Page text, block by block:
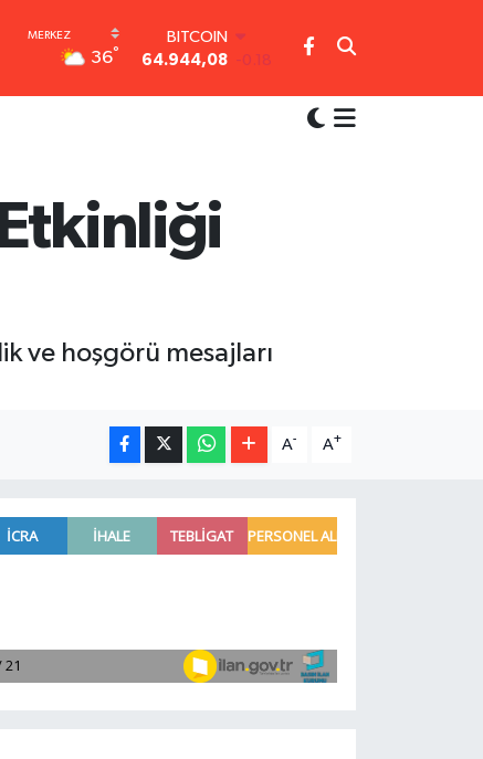
36°
BITCOIN
64.944,08 -0.18
64,4811
GRAM ALTIN
6660.55
Etkinliği
ve hoşgörü mesajları
A- A+